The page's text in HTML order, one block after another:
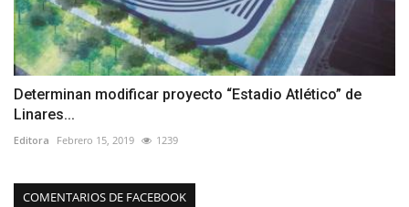
Determinan modificar proyecto “Estadio Atlético” de
Linares...
Editora Febrero 15, 2019 1239
COMENTARIOS DE FACEBOOK